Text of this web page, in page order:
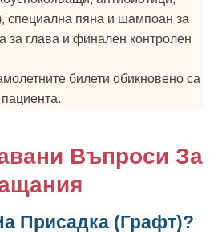
специална пяна и шампоан за
за глава и финален контролен
билети обикновено са
Въпроси За
Присадка (графт)?